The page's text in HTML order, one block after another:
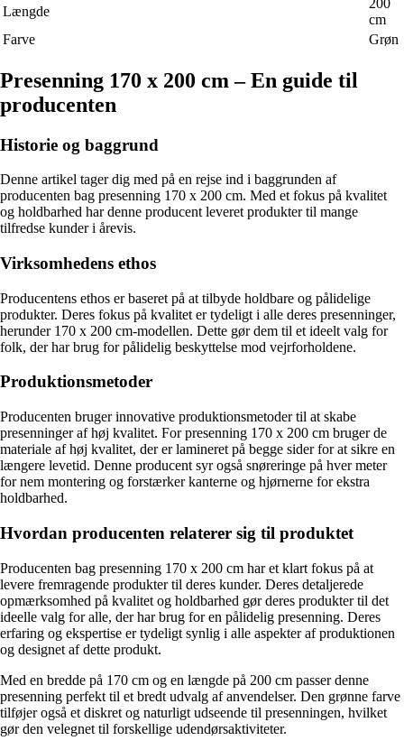
Længde
cm
Farve
Grøn
Presenning 170 x 200 cm – En guide til
producenten
Historie og baggrund
Denne artikel tager dig med på en rejse ind i baggrunden af
producenten bag presenning 170 x 200 cm. Med et fokus på kvalitet
og holdbarhed har denne producent leveret produkter til mange
tilfredse kunder i årevis.
Virksomhedens ethos
Producentens ethos er baseret på at tilbyde holdbare og pålidelige
produkter. Deres fokus på kvalitet er tydeligt i alle deres presenninger,
herunder 170 x 200 cm-modellen. Dette gør dem til et ideelt valg for
folk, der har brug for pålidelig beskyttelse mod vejrforholdene.
Produktionsmetoder
Producenten bruger innovative produktionsmetoder til at skabe
presenninger af høj kvalitet. For presenning 170 x 200 cm bruger de
materiale af høj kvalitet, der er lamineret på begge sider for at sikre en
længere levetid. Denne producent syr også snøreringe på hver meter
for nem montering og forstærker kanterne og hjørnerne for ekstra
holdbarhed.
Hvordan producenten relaterer sig til produktet
Producenten bag presenning 170 x 200 cm har et klart fokus på at
levere fremragende produkter til deres kunder. Deres detaljerede
opmærksomhed på kvalitet og holdbarhed gør deres produkter til det
ideelle valg for alle, der har brug for en pålidelig presenning. Deres
erfaring og ekspertise er tydeligt synlig i alle aspekter af produktionen
og designet af dette produkt.
Med en bredde på 170 cm og en længde på 200 cm passer denne
presenning perfekt til et bredt udvalg af anvendelser. Den grønne farve
tilføjer også et diskret og naturligt udseende til presenningen, hvilket
gør den velegnet til forskellige udendørsaktiviteter.